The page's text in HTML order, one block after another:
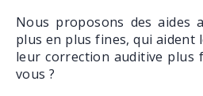
Nous proposons des aides
plus en plus fines, qui aident
leur correction auditive plus
vous ?